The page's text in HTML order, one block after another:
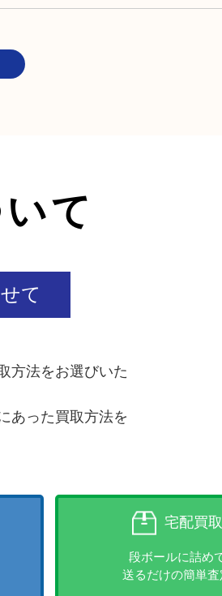
て
て
方法をお選びいた
あった買取方法を
宅配買取
段ボールに詰め
送るだけの簡単査